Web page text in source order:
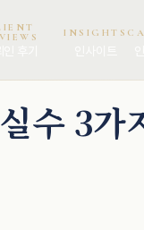
INSIGHTS
수 3가